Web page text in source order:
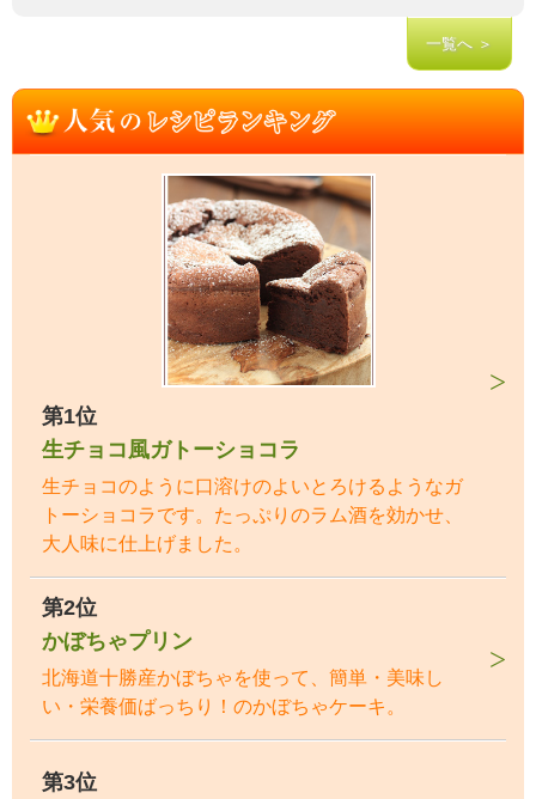
一覧へ ＞
第1位
生チョコ風ガトーショコラ
生チョコのように口溶けのよいとろけるようなガ
トーショコラです。たっぷりのラム酒を効かせ、
大人味に仕上げました。
第2位
かぼちゃプリン
北海道十勝産かぼちゃを使って、簡単・美味し
い・栄養価ばっちり！のかぼちゃケーキ。
第3位